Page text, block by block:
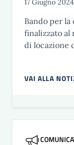
17 Giugno 2024
Bando per
finalizzato al
di locazione
VAI ALLA